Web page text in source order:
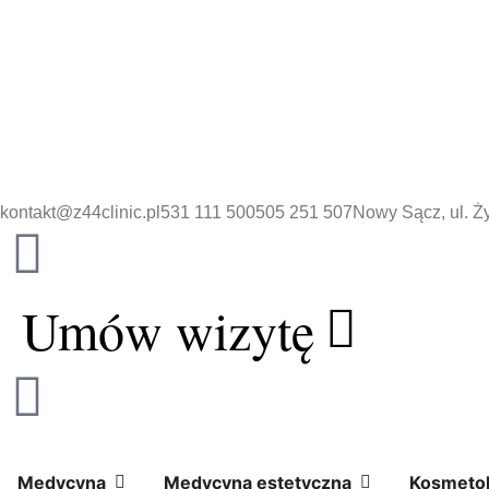
kontakt@z44clinic.pl 531 111 500505 251 507Nowy Sącz, ul.
Umów wizytę
Medycyna Open Medycyna
Medycyna estetyczna Open